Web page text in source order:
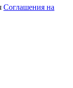
Соглашения на